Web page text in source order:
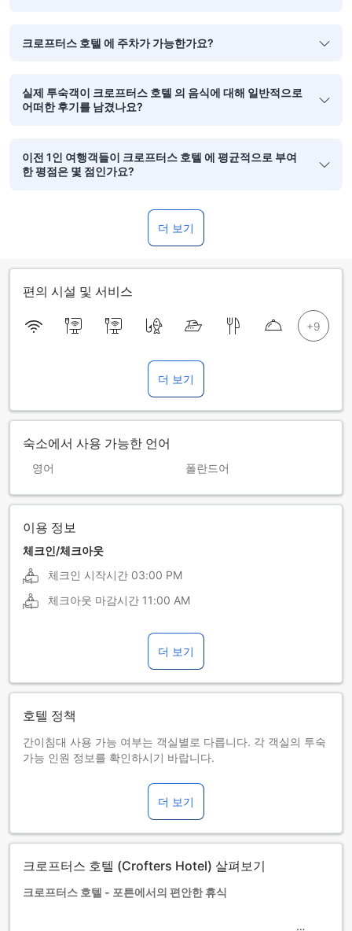
크로프터스 호텔 에 주차가 가능한가요?
실제 투숙객이 크로프터스 호텔 의 음식에 대해 일반적으로
어떠한 후기를 남겼나요?
이전 1인 여행객들이 크로프터스 호텔 에 평균적으로 부여
한 평점은 몇 점인가요?
더 보기
편의 시설 및 서비스
더 보기
숙소에서 사용 가능한 언어
영어 폴란드어
이용 정보
체크인/체크아웃
체크인 시작시간 03:00 PM
체크아웃 마감시간 11:00 AM
더 보기
호텔 정책
간이침대 사용 가능 여부는 객실별로 다릅니다. 각 객실의 투숙
가능 인원 정보를 확인하시기 바랍니다.
더 보기
크로프터스 호텔 (Crofters Hotel) 살펴보기
크로프터스 호텔 - 포튼에서의 편안한 휴식